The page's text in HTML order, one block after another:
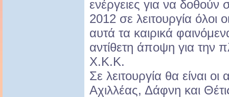
ενέργειες για να
2012 σε λειτουργία
αυτά τα καιρικά
αντίθετη άποψη για την
Χ.Κ.Κ.
Σε λειτουργία θα είναι
Αχιλλέας, Δάφνη και